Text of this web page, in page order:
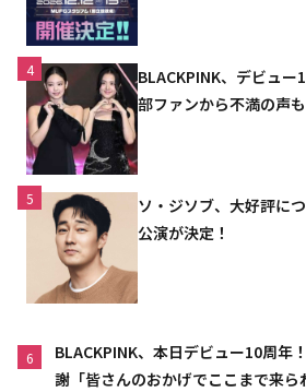
4
BLACKPINK、デビュ
部ファンから不満の声
5
ソ・ジソブ、大好評に
公演が決定！
6
BLACKPINK、本日デビュー10周年
謝「皆さんのおかげでここまで来ら